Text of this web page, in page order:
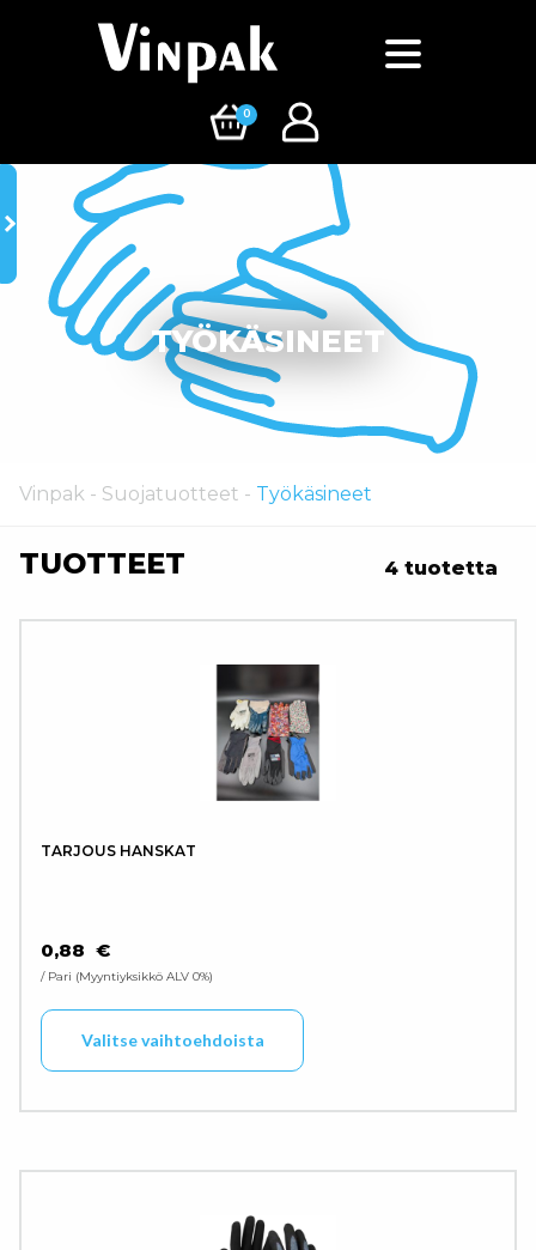
0
TYÖKÄSINEET
Vinpak - Suojatuotteet - Työkäsineet
TUOTTEET 4 tuotetta
TARJOUS HANSKAT
0,88 €
/ Pari Myyntiyksikkö ALV 0%
Valitse vaihtoehdoista